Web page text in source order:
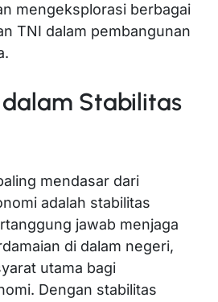
mengeksplorasi berbagai
TNI dalam pembangunan
dalam Stabilitas
mendasar dari
adalah stabilitas
jawab menjaga
di dalam negeri,
utama bagi
Dengan stabilitas